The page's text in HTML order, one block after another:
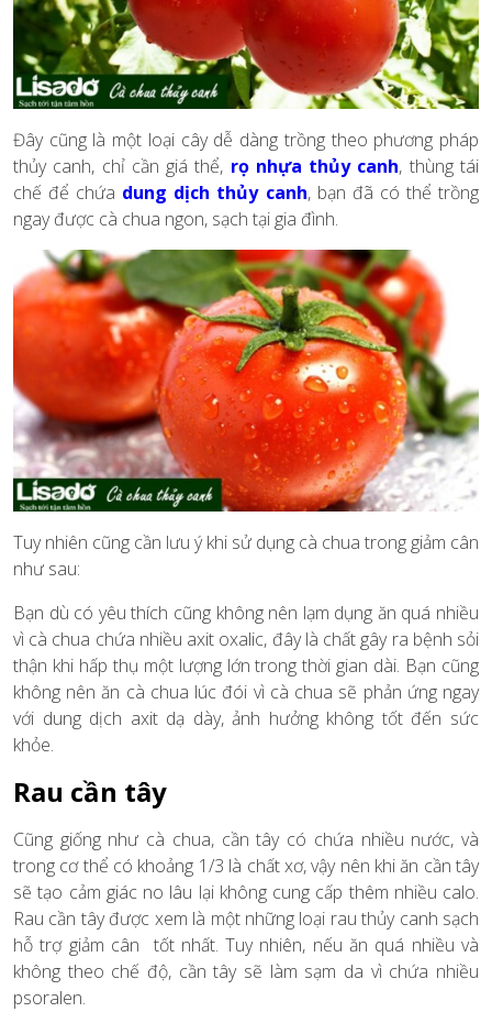
Đây cũng là một loại cây dễ dàng trồng theo phương pháp
thủy canh, chỉ cần giá thể, rọ nhựa thủy canh, thùng tái
chế để chứa dung dịch thủy canh, bạn đã có thể trồng
ngay được cà chua ngon, sạch tại gia đình.
Tuy nhiên cũng cần lưu ý khi sử dụng cà chua trong giảm cân
như sau:
Bạn dù có yêu thích cũng không nên lạm dụng ăn quá nhiều
vì cà chua chứa nhiều axit oxalic, đây là chất gây ra bệnh sỏi
thận khi hấp thụ một lượng lớn trong thời gian dài. Bạn cũng
không nên ăn cà chua lúc đói vì cà chua sẽ phản ứng ngay
với dung dịch axit dạ dày, ảnh hưởng không tốt đến sức
khỏe.
Rau cần tây
Cũng giống như cà chua, cần tây có chứa nhiều nước, và
trong cơ thể có khoảng 1/3 là chất xơ, vậy nên khi ăn cần tây
sẽ tạo cảm giác no lâu lại không cung cấp thêm nhiều calo.
Rau cần tây được xem là một những loại rau thủy canh sạch
hỗ trợ giảm cân tốt nhất. Tuy nhiên, nếu ăn quá nhiều và
không theo chế độ, cần tây sẽ làm sạm da vì chứa nhiều
psoralen.